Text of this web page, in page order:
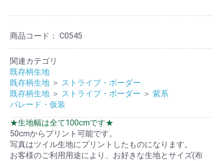
商品コード： C0545
関連カテゴリ
既存柄生地
既存柄生地 ＞ ストライプ・ボーダー
既存柄生地 ＞ ストライプ・ボーダー ＞ 紫系
パレード・仮装
★生地幅は全て100cmです★
50cmからプリント可能です。
写真はツイル生地にプリントしたものになります。
お客様のご利用用途により、お好きな生地とサイズ(布